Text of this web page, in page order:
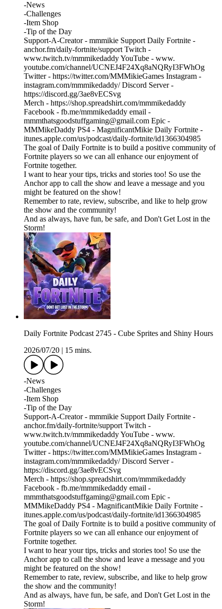
-News
-Challenges
-Item Shop
-Tip of the Day
Support-A-Creator - mmmikie Support Daily Fortnite -
⁠⁠⁠⁠⁠⁠⁠⁠⁠⁠⁠⁠⁠⁠⁠⁠⁠⁠⁠⁠⁠⁠⁠⁠⁠⁠⁠⁠⁠⁠⁠⁠⁠⁠⁠⁠⁠⁠⁠⁠⁠⁠⁠⁠⁠⁠⁠⁠⁠⁠⁠⁠⁠⁠⁠⁠⁠⁠⁠⁠⁠⁠⁠⁠⁠⁠⁠⁠⁠⁠⁠⁠⁠⁠⁠⁠⁠⁠⁠⁠⁠⁠⁠⁠⁠⁠⁠⁠⁠⁠⁠⁠⁠⁠⁠⁠⁠⁠⁠⁠⁠⁠⁠⁠⁠⁠⁠⁠⁠⁠⁠⁠⁠⁠⁠⁠⁠⁠⁠⁠⁠⁠⁠⁠⁠⁠⁠⁠⁠⁠⁠⁠⁠⁠⁠⁠⁠⁠⁠⁠⁠⁠⁠⁠⁠⁠⁠⁠⁠⁠⁠⁠⁠⁠⁠⁠⁠⁠⁠⁠⁠⁠⁠anchor.fm/daily-fortnite/support⁠ ⁠⁠⁠⁠⁠⁠⁠⁠⁠⁠⁠⁠⁠⁠⁠⁠⁠⁠⁠⁠⁠⁠⁠⁠⁠⁠⁠⁠⁠⁠⁠⁠⁠⁠⁠⁠⁠⁠⁠⁠⁠⁠⁠⁠⁠⁠⁠⁠⁠⁠⁠⁠⁠⁠⁠⁠⁠⁠⁠⁠⁠⁠⁠⁠⁠⁠⁠⁠⁠⁠⁠⁠⁠⁠⁠⁠⁠⁠⁠⁠⁠⁠⁠⁠⁠⁠⁠⁠⁠⁠⁠⁠⁠⁠⁠⁠⁠⁠⁠⁠⁠⁠⁠⁠⁠⁠⁠⁠⁠⁠⁠⁠⁠⁠⁠⁠⁠⁠⁠⁠⁠⁠⁠⁠⁠⁠⁠⁠⁠⁠⁠⁠⁠⁠⁠⁠⁠⁠⁠⁠⁠⁠⁠⁠⁠⁠⁠⁠⁠⁠⁠⁠⁠⁠⁠⁠⁠⁠⁠⁠⁠⁠Twitch -
⁠⁠⁠⁠⁠⁠⁠⁠⁠⁠⁠⁠⁠⁠⁠⁠⁠⁠⁠⁠⁠⁠⁠⁠⁠⁠⁠⁠⁠⁠⁠⁠⁠⁠⁠⁠⁠⁠⁠⁠⁠⁠⁠⁠⁠⁠⁠⁠⁠⁠⁠⁠⁠⁠⁠⁠⁠⁠⁠⁠⁠⁠⁠⁠⁠⁠⁠⁠⁠⁠⁠⁠⁠⁠⁠⁠⁠⁠⁠⁠⁠⁠⁠⁠⁠⁠⁠⁠⁠⁠⁠⁠⁠⁠⁠⁠⁠⁠⁠⁠⁠⁠⁠⁠⁠⁠⁠⁠⁠⁠⁠⁠⁠⁠⁠⁠⁠⁠⁠⁠⁠⁠⁠⁠⁠⁠⁠⁠⁠⁠⁠⁠⁠⁠⁠⁠⁠⁠⁠⁠⁠⁠⁠⁠⁠⁠⁠⁠⁠⁠⁠⁠⁠⁠⁠⁠⁠⁠⁠⁠⁠⁠⁠www.twitch.tv/mmmikedaddy⁠⁠⁠⁠⁠⁠⁠⁠⁠⁠⁠⁠⁠⁠⁠⁠⁠⁠⁠⁠⁠⁠⁠⁠⁠⁠⁠⁠⁠⁠⁠⁠⁠⁠⁠⁠⁠⁠⁠⁠⁠⁠⁠⁠⁠⁠⁠⁠⁠⁠⁠⁠⁠⁠⁠⁠⁠⁠⁠⁠⁠⁠⁠⁠⁠⁠⁠⁠⁠⁠⁠⁠⁠⁠⁠⁠⁠⁠⁠⁠⁠⁠⁠⁠⁠⁠⁠⁠⁠⁠⁠⁠⁠⁠⁠⁠⁠⁠⁠⁠⁠⁠⁠⁠⁠⁠⁠⁠⁠⁠⁠⁠⁠⁠⁠⁠⁠⁠⁠⁠⁠⁠⁠⁠⁠⁠⁠⁠⁠⁠⁠⁠⁠⁠⁠⁠⁠⁠⁠⁠⁠⁠⁠⁠⁠⁠⁠⁠⁠⁠⁠⁠⁠⁠⁠⁠⁠⁠⁠⁠⁠⁠⁠ YouTube - ⁠⁠⁠⁠⁠⁠⁠⁠⁠⁠⁠⁠⁠⁠⁠⁠⁠⁠⁠⁠⁠⁠⁠⁠⁠⁠⁠⁠⁠⁠⁠⁠⁠⁠⁠⁠⁠⁠⁠⁠⁠⁠⁠⁠⁠⁠⁠⁠⁠⁠⁠⁠⁠⁠⁠⁠⁠⁠⁠⁠⁠⁠⁠⁠⁠⁠⁠⁠⁠⁠⁠⁠⁠⁠⁠⁠⁠⁠⁠⁠⁠⁠⁠⁠⁠⁠⁠⁠⁠⁠⁠⁠⁠⁠⁠⁠⁠⁠⁠⁠⁠⁠⁠⁠⁠⁠⁠⁠⁠⁠⁠⁠⁠⁠⁠⁠⁠⁠⁠⁠⁠⁠⁠⁠⁠⁠⁠⁠⁠⁠⁠⁠⁠⁠⁠⁠⁠⁠⁠⁠⁠⁠⁠⁠⁠⁠⁠⁠⁠⁠⁠⁠⁠⁠⁠⁠⁠⁠⁠⁠⁠⁠⁠www.⁠
⁠youtube.com/channel/UCNEJ4F24Xq8aNQRyI3FWhOg⁠⁠⁠⁠⁠⁠⁠⁠⁠⁠⁠⁠⁠⁠⁠⁠⁠⁠⁠⁠⁠⁠⁠⁠⁠⁠⁠⁠⁠⁠⁠⁠⁠⁠⁠⁠⁠⁠⁠⁠⁠⁠⁠⁠⁠⁠⁠⁠⁠⁠⁠⁠⁠⁠⁠⁠⁠⁠⁠⁠⁠⁠⁠⁠⁠⁠⁠⁠⁠⁠⁠⁠⁠⁠⁠⁠⁠⁠⁠⁠⁠⁠⁠⁠⁠⁠⁠⁠⁠⁠⁠⁠⁠⁠⁠⁠⁠⁠⁠⁠⁠⁠⁠⁠⁠⁠⁠⁠⁠⁠⁠⁠⁠⁠⁠⁠⁠⁠⁠⁠⁠⁠⁠⁠⁠⁠⁠⁠⁠⁠⁠⁠⁠⁠⁠⁠⁠⁠⁠⁠⁠⁠⁠⁠⁠⁠⁠⁠⁠⁠⁠⁠⁠⁠⁠⁠⁠⁠⁠⁠⁠⁠⁠
Twitter - ⁠https://twitter.com/MMMikieGames⁠ Instagram -
⁠⁠⁠⁠⁠⁠⁠⁠⁠⁠⁠⁠⁠⁠⁠⁠⁠⁠⁠⁠⁠⁠⁠⁠⁠⁠⁠⁠⁠⁠⁠⁠⁠⁠⁠⁠⁠⁠⁠⁠⁠⁠⁠⁠⁠⁠⁠⁠⁠⁠⁠⁠⁠⁠⁠⁠⁠⁠⁠⁠⁠⁠⁠⁠⁠⁠⁠⁠⁠⁠⁠⁠⁠⁠⁠⁠⁠⁠⁠⁠⁠⁠⁠⁠⁠⁠⁠⁠⁠⁠⁠⁠⁠⁠⁠⁠⁠⁠⁠⁠⁠⁠⁠⁠⁠⁠⁠⁠⁠⁠⁠⁠⁠⁠⁠⁠⁠⁠⁠⁠⁠⁠⁠⁠⁠⁠⁠⁠⁠⁠⁠⁠⁠⁠⁠⁠⁠⁠⁠⁠⁠⁠⁠⁠⁠⁠⁠⁠⁠⁠⁠⁠⁠⁠⁠⁠⁠⁠⁠⁠⁠⁠⁠instagram.com/mmmikedaddy/⁠ ⁠⁠⁠⁠⁠⁠⁠⁠⁠⁠⁠⁠⁠⁠⁠⁠⁠⁠⁠⁠⁠⁠⁠⁠⁠⁠⁠⁠⁠⁠⁠⁠⁠⁠⁠⁠⁠⁠⁠⁠⁠⁠⁠⁠⁠⁠⁠⁠⁠⁠⁠⁠⁠⁠⁠⁠⁠⁠⁠⁠⁠⁠⁠⁠⁠⁠⁠⁠⁠⁠⁠⁠⁠⁠⁠⁠⁠⁠⁠⁠⁠⁠⁠⁠⁠⁠⁠⁠⁠⁠⁠⁠⁠⁠⁠⁠⁠⁠⁠⁠⁠⁠⁠⁠⁠⁠⁠⁠⁠⁠⁠⁠⁠⁠⁠⁠⁠⁠⁠⁠⁠⁠⁠⁠⁠⁠⁠⁠⁠⁠⁠⁠⁠⁠⁠⁠⁠⁠⁠⁠⁠⁠⁠⁠⁠⁠⁠⁠⁠⁠⁠⁠⁠⁠⁠⁠⁠⁠⁠⁠⁠⁠Discord Server -
https://discord.gg/3ae8vECSvg
Merch - ⁠https://shop.spreadshirt.com/mmmikedaddy⁠
Facebook - ⁠⁠⁠⁠⁠⁠⁠⁠⁠⁠⁠⁠⁠⁠⁠⁠⁠⁠⁠⁠⁠⁠⁠⁠⁠⁠⁠⁠⁠⁠⁠⁠⁠⁠⁠⁠⁠⁠⁠⁠⁠⁠⁠⁠⁠⁠⁠⁠⁠⁠⁠⁠⁠⁠⁠⁠⁠⁠⁠⁠⁠⁠⁠⁠⁠⁠⁠⁠⁠⁠⁠⁠⁠⁠⁠⁠⁠⁠⁠⁠⁠⁠⁠⁠⁠⁠⁠⁠⁠⁠⁠⁠⁠⁠⁠⁠⁠⁠⁠⁠⁠⁠⁠⁠⁠⁠⁠⁠⁠⁠⁠⁠⁠⁠⁠⁠⁠⁠⁠⁠⁠⁠⁠⁠⁠⁠⁠⁠⁠⁠⁠⁠⁠⁠⁠⁠⁠⁠⁠⁠⁠⁠⁠⁠⁠⁠⁠⁠⁠⁠⁠⁠⁠⁠⁠⁠⁠⁠⁠⁠⁠⁠⁠fb.me/mmmikedaddy⁠ ⁠⁠⁠⁠⁠⁠⁠⁠⁠⁠⁠⁠⁠⁠⁠⁠⁠⁠⁠⁠⁠⁠⁠⁠⁠⁠⁠⁠⁠⁠⁠⁠⁠⁠⁠⁠⁠⁠⁠⁠⁠⁠⁠⁠⁠⁠⁠⁠⁠⁠⁠⁠⁠⁠⁠⁠⁠⁠⁠⁠⁠⁠⁠⁠⁠⁠⁠⁠⁠⁠⁠⁠⁠⁠⁠⁠⁠⁠⁠⁠⁠⁠⁠⁠⁠⁠⁠⁠⁠⁠⁠⁠⁠⁠⁠⁠⁠⁠⁠⁠⁠⁠⁠⁠⁠⁠⁠⁠⁠⁠⁠⁠⁠⁠⁠⁠⁠⁠⁠⁠⁠⁠⁠⁠⁠⁠⁠⁠⁠⁠⁠⁠⁠⁠⁠⁠⁠⁠⁠⁠⁠⁠⁠⁠⁠⁠⁠⁠⁠⁠⁠⁠⁠⁠⁠⁠⁠⁠⁠⁠⁠⁠email -
⁠mmmthatsgoodstuffgaming@gmail.com⁠ Epic -
MMMikeDaddy PS4 - MagnificantMikie Daily Fortnite -
⁠⁠⁠⁠⁠⁠⁠⁠⁠⁠⁠⁠⁠⁠⁠⁠⁠⁠⁠⁠⁠⁠⁠⁠⁠⁠⁠⁠⁠⁠⁠⁠⁠⁠⁠⁠⁠⁠⁠⁠⁠⁠⁠⁠⁠⁠⁠⁠⁠⁠⁠⁠⁠⁠⁠⁠⁠⁠⁠⁠⁠⁠⁠⁠⁠⁠⁠⁠⁠⁠⁠⁠⁠⁠⁠⁠⁠⁠⁠⁠⁠⁠⁠⁠⁠⁠⁠⁠⁠⁠⁠⁠⁠⁠⁠⁠⁠⁠⁠⁠⁠⁠⁠⁠⁠⁠⁠⁠⁠⁠⁠⁠⁠⁠⁠⁠⁠⁠⁠⁠⁠⁠⁠⁠⁠⁠⁠⁠⁠⁠⁠⁠⁠⁠⁠⁠⁠⁠⁠⁠⁠⁠⁠⁠⁠⁠⁠⁠⁠⁠⁠⁠⁠⁠⁠⁠⁠⁠⁠⁠⁠⁠itunes.apple.com/us/podcast/daily-fortnite/id1366304985⁠⁠⁠⁠⁠⁠⁠⁠⁠⁠⁠⁠⁠⁠⁠⁠⁠⁠⁠⁠⁠⁠⁠⁠⁠⁠⁠⁠⁠⁠⁠⁠⁠⁠⁠⁠⁠⁠⁠⁠⁠⁠⁠⁠⁠⁠⁠⁠⁠⁠⁠⁠⁠⁠⁠⁠⁠⁠⁠⁠⁠⁠⁠⁠⁠⁠⁠⁠⁠⁠⁠⁠⁠⁠⁠⁠⁠⁠⁠⁠⁠⁠⁠⁠⁠⁠⁠⁠⁠⁠⁠⁠⁠⁠⁠⁠⁠⁠⁠⁠⁠⁠⁠⁠⁠⁠⁠⁠⁠⁠⁠⁠⁠⁠⁠⁠⁠⁠⁠⁠⁠⁠⁠⁠⁠⁠⁠⁠⁠⁠⁠⁠⁠⁠⁠⁠⁠⁠⁠⁠⁠⁠⁠⁠⁠⁠⁠⁠⁠⁠⁠⁠⁠⁠⁠⁠⁠⁠⁠⁠⁠⁠
The goal of Daily Fortnite is to build a positive community of
Fortnite players so we can all enhance our enjoyment of
Fortnite together.
I want to hear your tips, tricks and stories too! So use the
Anchor app to call the show and leave a message and you
might be featured on the show!
Remember to rate, review, subscribe, and like to help grow
the show and the community!
And as always, have fun, be safe, and Don't Get Lost in the
Storm!
Daily Fortnite Podcast 2745 - Cube Sprites and Shiny Hours
2026/07/20
15 mins.
-News
-Challenges
-Item Shop
-Tip of the Day
Support-A-Creator - mmmikie Support Daily Fortnite -
⁠⁠⁠⁠⁠⁠⁠⁠⁠⁠⁠⁠⁠⁠⁠⁠⁠⁠⁠⁠⁠⁠⁠⁠⁠⁠⁠⁠⁠⁠⁠⁠⁠⁠⁠⁠⁠⁠⁠⁠⁠⁠⁠⁠⁠⁠⁠⁠⁠⁠⁠⁠⁠⁠⁠⁠⁠⁠⁠⁠⁠⁠⁠⁠⁠⁠⁠⁠⁠⁠⁠⁠⁠⁠⁠⁠⁠⁠⁠⁠⁠⁠⁠⁠⁠⁠⁠⁠⁠⁠⁠⁠⁠⁠⁠⁠⁠⁠⁠⁠⁠⁠⁠⁠⁠⁠⁠⁠⁠⁠⁠⁠⁠⁠⁠⁠⁠⁠⁠⁠⁠⁠⁠⁠⁠⁠⁠⁠⁠⁠⁠⁠⁠⁠⁠⁠⁠⁠⁠⁠⁠⁠⁠⁠⁠⁠⁠⁠⁠⁠⁠⁠⁠⁠⁠⁠⁠⁠⁠⁠⁠⁠⁠anchor.fm/daily-fortnite/support⁠ ⁠⁠⁠⁠⁠⁠⁠⁠⁠⁠⁠⁠⁠⁠⁠⁠⁠⁠⁠⁠⁠⁠⁠⁠⁠⁠⁠⁠⁠⁠⁠⁠⁠⁠⁠⁠⁠⁠⁠⁠⁠⁠⁠⁠⁠⁠⁠⁠⁠⁠⁠⁠⁠⁠⁠⁠⁠⁠⁠⁠⁠⁠⁠⁠⁠⁠⁠⁠⁠⁠⁠⁠⁠⁠⁠⁠⁠⁠⁠⁠⁠⁠⁠⁠⁠⁠⁠⁠⁠⁠⁠⁠⁠⁠⁠⁠⁠⁠⁠⁠⁠⁠⁠⁠⁠⁠⁠⁠⁠⁠⁠⁠⁠⁠⁠⁠⁠⁠⁠⁠⁠⁠⁠⁠⁠⁠⁠⁠⁠⁠⁠⁠⁠⁠⁠⁠⁠⁠⁠⁠⁠⁠⁠⁠⁠⁠⁠⁠⁠⁠⁠⁠⁠⁠⁠⁠⁠⁠⁠⁠⁠⁠Twitch -
⁠⁠⁠⁠⁠⁠⁠⁠⁠⁠⁠⁠⁠⁠⁠⁠⁠⁠⁠⁠⁠⁠⁠⁠⁠⁠⁠⁠⁠⁠⁠⁠⁠⁠⁠⁠⁠⁠⁠⁠⁠⁠⁠⁠⁠⁠⁠⁠⁠⁠⁠⁠⁠⁠⁠⁠⁠⁠⁠⁠⁠⁠⁠⁠⁠⁠⁠⁠⁠⁠⁠⁠⁠⁠⁠⁠⁠⁠⁠⁠⁠⁠⁠⁠⁠⁠⁠⁠⁠⁠⁠⁠⁠⁠⁠⁠⁠⁠⁠⁠⁠⁠⁠⁠⁠⁠⁠⁠⁠⁠⁠⁠⁠⁠⁠⁠⁠⁠⁠⁠⁠⁠⁠⁠⁠⁠⁠⁠⁠⁠⁠⁠⁠⁠⁠⁠⁠⁠⁠⁠⁠⁠⁠⁠⁠⁠⁠⁠⁠⁠⁠⁠⁠⁠⁠⁠⁠⁠⁠⁠⁠⁠⁠www.twitch.tv/mmmikedaddy⁠⁠⁠⁠⁠⁠⁠⁠⁠⁠⁠⁠⁠⁠⁠⁠⁠⁠⁠⁠⁠⁠⁠⁠⁠⁠⁠⁠⁠⁠⁠⁠⁠⁠⁠⁠⁠⁠⁠⁠⁠⁠⁠⁠⁠⁠⁠⁠⁠⁠⁠⁠⁠⁠⁠⁠⁠⁠⁠⁠⁠⁠⁠⁠⁠⁠⁠⁠⁠⁠⁠⁠⁠⁠⁠⁠⁠⁠⁠⁠⁠⁠⁠⁠⁠⁠⁠⁠⁠⁠⁠⁠⁠⁠⁠⁠⁠⁠⁠⁠⁠⁠⁠⁠⁠⁠⁠⁠⁠⁠⁠⁠⁠⁠⁠⁠⁠⁠⁠⁠⁠⁠⁠⁠⁠⁠⁠⁠⁠⁠⁠⁠⁠⁠⁠⁠⁠⁠⁠⁠⁠⁠⁠⁠⁠⁠⁠⁠⁠⁠⁠⁠⁠⁠⁠⁠⁠⁠⁠⁠⁠⁠⁠ YouTube - ⁠⁠⁠⁠⁠⁠⁠⁠⁠⁠⁠⁠⁠⁠⁠⁠⁠⁠⁠⁠⁠⁠⁠⁠⁠⁠⁠⁠⁠⁠⁠⁠⁠⁠⁠⁠⁠⁠⁠⁠⁠⁠⁠⁠⁠⁠⁠⁠⁠⁠⁠⁠⁠⁠⁠⁠⁠⁠⁠⁠⁠⁠⁠⁠⁠⁠⁠⁠⁠⁠⁠⁠⁠⁠⁠⁠⁠⁠⁠⁠⁠⁠⁠⁠⁠⁠⁠⁠⁠⁠⁠⁠⁠⁠⁠⁠⁠⁠⁠⁠⁠⁠⁠⁠⁠⁠⁠⁠⁠⁠⁠⁠⁠⁠⁠⁠⁠⁠⁠⁠⁠⁠⁠⁠⁠⁠⁠⁠⁠⁠⁠⁠⁠⁠⁠⁠⁠⁠⁠⁠⁠⁠⁠⁠⁠⁠⁠⁠⁠⁠⁠⁠⁠⁠⁠⁠⁠⁠⁠⁠⁠⁠⁠www.⁠
⁠youtube.com/channel/UCNEJ4F24Xq8aNQRyI3FWhOg⁠⁠⁠⁠⁠⁠⁠⁠⁠⁠⁠⁠⁠⁠⁠⁠⁠⁠⁠⁠⁠⁠⁠⁠⁠⁠⁠⁠⁠⁠⁠⁠⁠⁠⁠⁠⁠⁠⁠⁠⁠⁠⁠⁠⁠⁠⁠⁠⁠⁠⁠⁠⁠⁠⁠⁠⁠⁠⁠⁠⁠⁠⁠⁠⁠⁠⁠⁠⁠⁠⁠⁠⁠⁠⁠⁠⁠⁠⁠⁠⁠⁠⁠⁠⁠⁠⁠⁠⁠⁠⁠⁠⁠⁠⁠⁠⁠⁠⁠⁠⁠⁠⁠⁠⁠⁠⁠⁠⁠⁠⁠⁠⁠⁠⁠⁠⁠⁠⁠⁠⁠⁠⁠⁠⁠⁠⁠⁠⁠⁠⁠⁠⁠⁠⁠⁠⁠⁠⁠⁠⁠⁠⁠⁠⁠⁠⁠⁠⁠⁠⁠⁠⁠⁠⁠⁠⁠⁠⁠⁠⁠⁠⁠
Twitter - ⁠https://twitter.com/MMMikieGames⁠ Instagram -
⁠⁠⁠⁠⁠⁠⁠⁠⁠⁠⁠⁠⁠⁠⁠⁠⁠⁠⁠⁠⁠⁠⁠⁠⁠⁠⁠⁠⁠⁠⁠⁠⁠⁠⁠⁠⁠⁠⁠⁠⁠⁠⁠⁠⁠⁠⁠⁠⁠⁠⁠⁠⁠⁠⁠⁠⁠⁠⁠⁠⁠⁠⁠⁠⁠⁠⁠⁠⁠⁠⁠⁠⁠⁠⁠⁠⁠⁠⁠⁠⁠⁠⁠⁠⁠⁠⁠⁠⁠⁠⁠⁠⁠⁠⁠⁠⁠⁠⁠⁠⁠⁠⁠⁠⁠⁠⁠⁠⁠⁠⁠⁠⁠⁠⁠⁠⁠⁠⁠⁠⁠⁠⁠⁠⁠⁠⁠⁠⁠⁠⁠⁠⁠⁠⁠⁠⁠⁠⁠⁠⁠⁠⁠⁠⁠⁠⁠⁠⁠⁠⁠⁠⁠⁠⁠⁠⁠⁠⁠⁠⁠⁠⁠instagram.com/mmmikedaddy/⁠ ⁠⁠⁠⁠⁠⁠⁠⁠⁠⁠⁠⁠⁠⁠⁠⁠⁠⁠⁠⁠⁠⁠⁠⁠⁠⁠⁠⁠⁠⁠⁠⁠⁠⁠⁠⁠⁠⁠⁠⁠⁠⁠⁠⁠⁠⁠⁠⁠⁠⁠⁠⁠⁠⁠⁠⁠⁠⁠⁠⁠⁠⁠⁠⁠⁠⁠⁠⁠⁠⁠⁠⁠⁠⁠⁠⁠⁠⁠⁠⁠⁠⁠⁠⁠⁠⁠⁠⁠⁠⁠⁠⁠⁠⁠⁠⁠⁠⁠⁠⁠⁠⁠⁠⁠⁠⁠⁠⁠⁠⁠⁠⁠⁠⁠⁠⁠⁠⁠⁠⁠⁠⁠⁠⁠⁠⁠⁠⁠⁠⁠⁠⁠⁠⁠⁠⁠⁠⁠⁠⁠⁠⁠⁠⁠⁠⁠⁠⁠⁠⁠⁠⁠⁠⁠⁠⁠⁠⁠⁠⁠⁠⁠Discord Server -
https://discord.gg/3ae8vECSvg
Merch - ⁠https://shop.spreadshirt.com/mmmikedaddy⁠
Facebook - ⁠⁠⁠⁠⁠⁠⁠⁠⁠⁠⁠⁠⁠⁠⁠⁠⁠⁠⁠⁠⁠⁠⁠⁠⁠⁠⁠⁠⁠⁠⁠⁠⁠⁠⁠⁠⁠⁠⁠⁠⁠⁠⁠⁠⁠⁠⁠⁠⁠⁠⁠⁠⁠⁠⁠⁠⁠⁠⁠⁠⁠⁠⁠⁠⁠⁠⁠⁠⁠⁠⁠⁠⁠⁠⁠⁠⁠⁠⁠⁠⁠⁠⁠⁠⁠⁠⁠⁠⁠⁠⁠⁠⁠⁠⁠⁠⁠⁠⁠⁠⁠⁠⁠⁠⁠⁠⁠⁠⁠⁠⁠⁠⁠⁠⁠⁠⁠⁠⁠⁠⁠⁠⁠⁠⁠⁠⁠⁠⁠⁠⁠⁠⁠⁠⁠⁠⁠⁠⁠⁠⁠⁠⁠⁠⁠⁠⁠⁠⁠⁠⁠⁠⁠⁠⁠⁠⁠⁠⁠⁠⁠⁠⁠fb.me/mmmikedaddy⁠ ⁠⁠⁠⁠⁠⁠⁠⁠⁠⁠⁠⁠⁠⁠⁠⁠⁠⁠⁠⁠⁠⁠⁠⁠⁠⁠⁠⁠⁠⁠⁠⁠⁠⁠⁠⁠⁠⁠⁠⁠⁠⁠⁠⁠⁠⁠⁠⁠⁠⁠⁠⁠⁠⁠⁠⁠⁠⁠⁠⁠⁠⁠⁠⁠⁠⁠⁠⁠⁠⁠⁠⁠⁠⁠⁠⁠⁠⁠⁠⁠⁠⁠⁠⁠⁠⁠⁠⁠⁠⁠⁠⁠⁠⁠⁠⁠⁠⁠⁠⁠⁠⁠⁠⁠⁠⁠⁠⁠⁠⁠⁠⁠⁠⁠⁠⁠⁠⁠⁠⁠⁠⁠⁠⁠⁠⁠⁠⁠⁠⁠⁠⁠⁠⁠⁠⁠⁠⁠⁠⁠⁠⁠⁠⁠⁠⁠⁠⁠⁠⁠⁠⁠⁠⁠⁠⁠⁠⁠⁠⁠⁠⁠email -
⁠mmmthatsgoodstuffgaming@gmail.com⁠ Epic -
MMMikeDaddy PS4 - MagnificantMikie Daily Fortnite -
⁠⁠⁠⁠⁠⁠⁠⁠⁠⁠⁠⁠⁠⁠⁠⁠⁠⁠⁠⁠⁠⁠⁠⁠⁠⁠⁠⁠⁠⁠⁠⁠⁠⁠⁠⁠⁠⁠⁠⁠⁠⁠⁠⁠⁠⁠⁠⁠⁠⁠⁠⁠⁠⁠⁠⁠⁠⁠⁠⁠⁠⁠⁠⁠⁠⁠⁠⁠⁠⁠⁠⁠⁠⁠⁠⁠⁠⁠⁠⁠⁠⁠⁠⁠⁠⁠⁠⁠⁠⁠⁠⁠⁠⁠⁠⁠⁠⁠⁠⁠⁠⁠⁠⁠⁠⁠⁠⁠⁠⁠⁠⁠⁠⁠⁠⁠⁠⁠⁠⁠⁠⁠⁠⁠⁠⁠⁠⁠⁠⁠⁠⁠⁠⁠⁠⁠⁠⁠⁠⁠⁠⁠⁠⁠⁠⁠⁠⁠⁠⁠⁠⁠⁠⁠⁠⁠⁠⁠⁠⁠⁠⁠itunes.apple.com/us/podcast/daily-fortnite/id1366304985⁠⁠⁠⁠⁠⁠⁠⁠⁠⁠⁠⁠⁠⁠⁠⁠⁠⁠⁠⁠⁠⁠⁠⁠⁠⁠⁠⁠⁠⁠⁠⁠⁠⁠⁠⁠⁠⁠⁠⁠⁠⁠⁠⁠⁠⁠⁠⁠⁠⁠⁠⁠⁠⁠⁠⁠⁠⁠⁠⁠⁠⁠⁠⁠⁠⁠⁠⁠⁠⁠⁠⁠⁠⁠⁠⁠⁠⁠⁠⁠⁠⁠⁠⁠⁠⁠⁠⁠⁠⁠⁠⁠⁠⁠⁠⁠⁠⁠⁠⁠⁠⁠⁠⁠⁠⁠⁠⁠⁠⁠⁠⁠⁠⁠⁠⁠⁠⁠⁠⁠⁠⁠⁠⁠⁠⁠⁠⁠⁠⁠⁠⁠⁠⁠⁠⁠⁠⁠⁠⁠⁠⁠⁠⁠⁠⁠⁠⁠⁠⁠⁠⁠⁠⁠⁠⁠⁠⁠⁠⁠⁠⁠
The goal of Daily Fortnite is to build a positive community of
Fortnite players so we can all enhance our enjoyment of
Fortnite together.
I want to hear your tips, tricks and stories too! So use the
Anchor app to call the show and leave a message and you
might be featured on the show!
Remember to rate, review, subscribe, and like to help grow
the show and the community!
And as always, have fun, be safe, and Don't Get Lost in the
Storm!